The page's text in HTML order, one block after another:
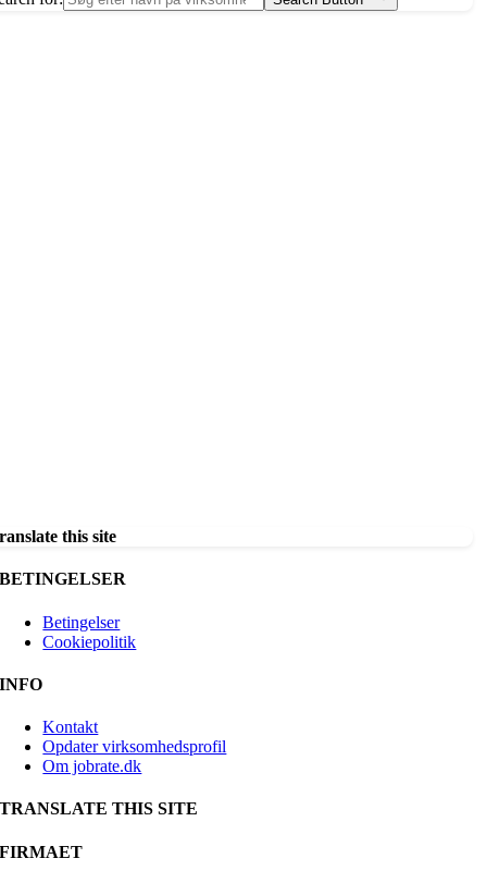
this site
BETINGELSER
Betingelser
Cookiepolitik
INFO
Kontakt
Opdater virksomhedsprofil
Om jobrate.dk
TRANSLATE THIS SITE
FIRMAET